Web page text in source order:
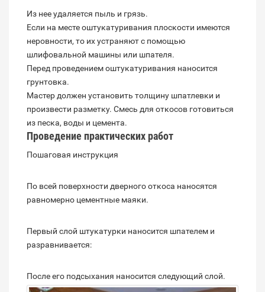
Из нее удаляется пыль и грязь.
Если на месте оштукатуривания плоскости имеются
неровности, то их устраняют с помощью
шлифовальной машины или шпателя.
Перед проведением оштукатуривания наносится
грунтовка.
Мастер должен установить толщину шпатлевки и
произвести разметку. Смесь для откосов готовиться
из песка, воды и цемента.
Проведение практических работ
Пошаговая инструкция
По всей поверхности дверного откоса наносятся
равномерно цементные маяки.
Первый слой штукатурки наносится шпателем и
разравнивается:
После его подсыхания наносится следующий слой.